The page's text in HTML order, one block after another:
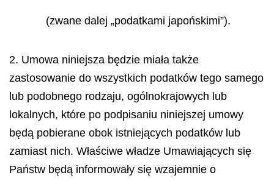
(zwane dalej „podatkami japońskimi”).
2. Umowa niniejsza będzie miała także
zastosowanie do wszystkich podatków tego samego
lub podobnego rodzaju, ogólnokrajowych lub
lokalnych, które po podpisaniu niniejszej umowy
będą pobierane obok istniejących podatków lub
zamiast nich. Właściwe władze Umawiających się
Państw będą informowały się wzajemnie o